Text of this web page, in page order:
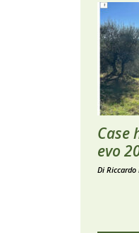
Case
evo
Di Riccardo